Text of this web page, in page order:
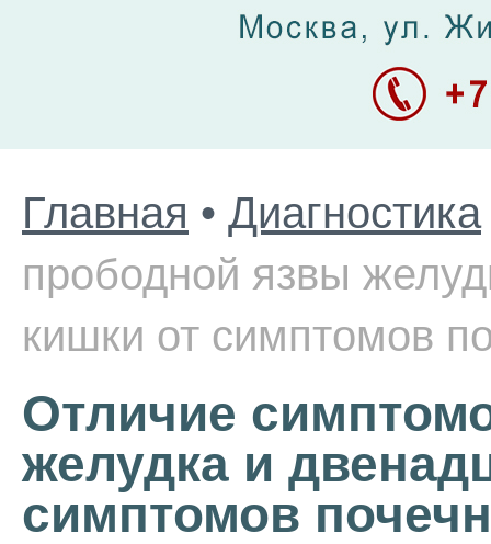
Главная • Диагностика
прободной язвы
кишки от симптомов
Отличие
желудка и
симптомов